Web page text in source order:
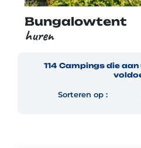
Bungalowtent
huren
114 Campingsdie aan
Sorteren op :